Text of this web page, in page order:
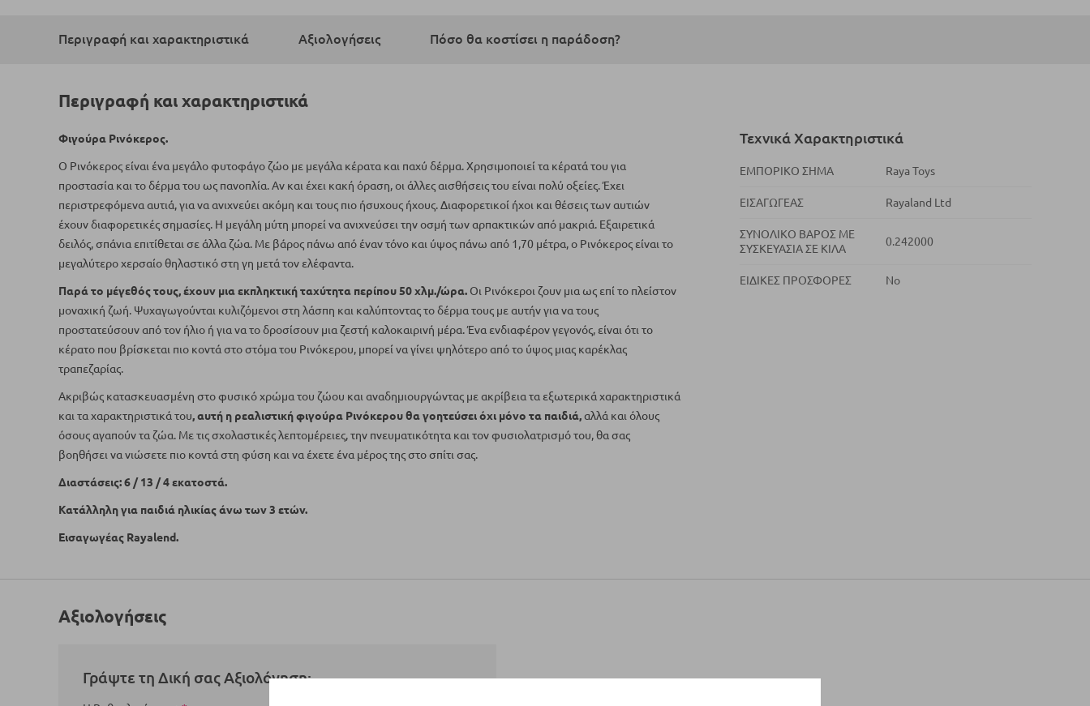
της
Περιγραφή και χαρακτηριστικά Αξιολογήσεις Πόσο θα κοστίσει η παράδοση?
Περιγραφή και χαρακτηριστικά
Φιγούρα Ρινόκερος.
Ο Ρινόκερος είναι ένα μεγάλο φυτοφάγο ζώο με μεγάλα κέρατα και παχύ δέρμα. Χρησιμοποιεί τα κέρατά του για
προστασία και το δέρμα του ως πανοπλία. Αν και έχει κακή όραση, οι άλλες αισθήσεις του είναι πολύ οξείες. Έχει
περιστρεφόμενα αυτιά, για να ανιχνεύει ακόμη και τους πιο ήσυχους ήχους. Διαφορετικοί ήχοι και θέσεις των αυτιών
έχουν διαφορετικές σημασίες. Η μεγάλη μύτη μπορεί να ανιχνεύσει την οσμή των αρπακτικών από μακριά. Εξαιρετικά
δειλός, σπάνια επιτίθεται σε άλλα ζώα. Με βάρος πάνω από έναν τόνο και ύψος πάνω από 1,70 μέτρα, ο Ρινόκερος είναι το
μεγαλύτερο χερσαίο θηλαστικό στη γη μετά τον ελέφαντα.
Παρά το μέγεθός τους, έχουν μια εκπληκτική ταχύτητα περίπου 50 χλμ./ώρα. Οι Ρινόκεροι ζουν μια ως επί το πλείστον
μοναχική ζωή. Ψυχαγωγούνται κυλιζόμενοι στη λάσπη και καλύπτοντας το δέρμα τους με αυτήν για να τους
προστατεύσουν από τον ήλιο ή για να το δροσίσουν μια ζεστή καλοκαιρινή μέρα. Ένα ενδιαφέρον γεγονός, είναι ότι το
κέρατο που βρίσκεται πιο κοντά στο στόμα του Ρινόκερου, μπορεί να γίνει ψηλότερο από το ύψος μιας καρέκλας
τραπεζαρίας.
Ακριβώς κατασκευασμένη στο φυσικό χρώμα του ζώου και αναδημιουργώντας με ακρίβεια τα εξωτερικά χαρακτηριστικά
και τα χαρακτηριστικά του, αυτή η ρεαλιστική φιγούρα Ρινόκερου θα γοητεύσει όχι μόνο τα παιδιά,αλλά και όλους
όσους αγαπούν τα ζώα. Με τις σχολαστικές λεπτομέρειες, την πνευματικότητα και τον φυσιολατρισμό του, θα σας
βοηθήσει να νιώσετε πιο κοντά στη φύση και να έχετε ένα μέρος της στο σπίτι σας.
Διαστάσεις: 6 / 13 / 4 εκατοστά.
Κατάλληλη για παιδιά ηλικίας άνω των 3 ετών.
Εισαγωγέας Rayalend.
Τεχνικά Χαρακτηριστικά
ΕΜΠΟΡΙΚΌ ΣΉΜΑ Raya Toys
ΕΙΣΑΓΩΓΈΑΣ Rayaland Ltd
ΣΥΝΟΛΙΚΌ ΒΆΡΟΣ ΜΕ
ΣΥΣΚΕΥΑΣΊΑ ΣΕ ΚΙΛΆ
0.242000
ΕΙΔΙΚΈΣ ΠΡΟΣΦΟΡΈΣ No
Αξιολογήσεις
Γράψτε τη Δική σας Αξιολόγηση: